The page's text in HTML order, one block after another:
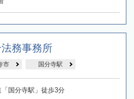
務事務所
市 国分寺駅
国分寺駅」徒歩3分